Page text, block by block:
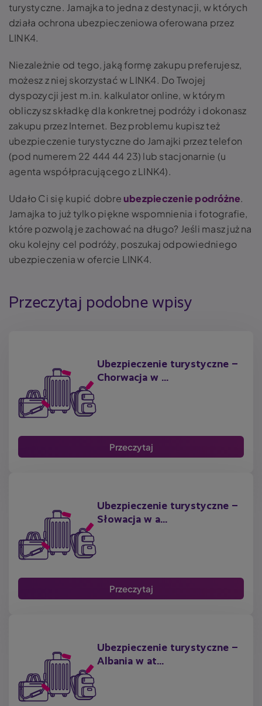
turystyczne. Jamajka to jedna z destynacji, w których
działa ochrona ubezpieczeniowa oferowana przez
LINK4.
Niezależnie od tego, jaką formę zakupu preferujesz,
możesz z niej skorzystać w LINK4. Do Twojej
dyspozycji jest m.in. kalkulator online, w którym
obliczysz składkę dla konkretnej podróży i dokonasz
zakupu przez Internet. Bez problemu kupisz też
ubezpieczenie turystyczne do Jamajki przez telefon
(pod numerem 22 444 44 23) lub stacjonarnie (u
agenta współpracującego z LINK4).
Udało Ci się kupić dobreubezpieczenie podróżne.
Jamajka to już tylko piękne wspomnienia i fotografie,
które pozwolą je zachować na długo? Jeśli masz już na
oku kolejny cel podróży, poszukaj odpowiedniego
ubezpieczenia w ofercie LINK4.
Przeczytaj podobne wpisy
Ubezpieczenie turystyczne –
Chorwacja w ...
Przeczytaj
Ubezpieczenie turystyczne –
Słowacja w a...
Przeczytaj
Ubezpieczenie turystyczne –
Albania w at...